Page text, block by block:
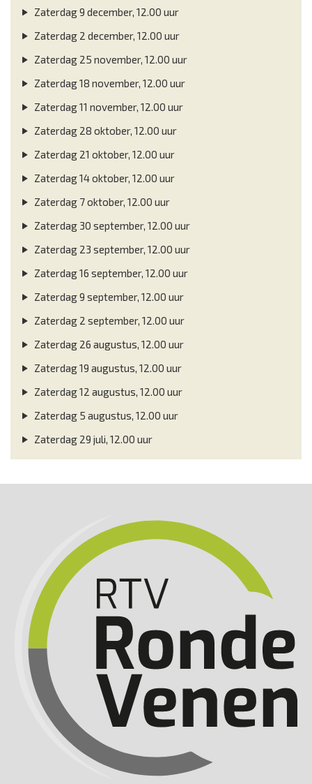
Zaterdag 9 december, 12.00 uur
Zaterdag 2 december, 12.00 uur
Zaterdag 25 november, 12.00 uur
Zaterdag 18 november, 12.00 uur
Zaterdag 11 november, 12.00 uur
Zaterdag 28 oktober, 12.00 uur
Zaterdag 21 oktober, 12.00 uur
Zaterdag 14 oktober, 12.00 uur
Zaterdag 7 oktober, 12.00 uur
Zaterdag 30 september, 12.00 uur
Zaterdag 23 september, 12.00 uur
Zaterdag 16 september, 12.00 uur
Zaterdag 9 september, 12.00 uur
Zaterdag 2 september, 12.00 uur
Zaterdag 26 augustus, 12.00 uur
Zaterdag 19 augustus, 12.00 uur
Zaterdag 12 augustus, 12.00 uur
Zaterdag 5 augustus, 12.00 uur
Zaterdag 29 juli, 12.00 uur